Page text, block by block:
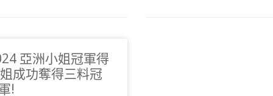
亞洲小姐冠軍得
成功奪得三料冠
!